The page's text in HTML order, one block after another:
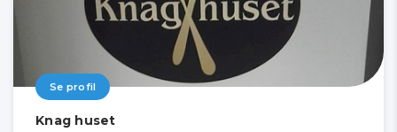
Se profil
Knag huset